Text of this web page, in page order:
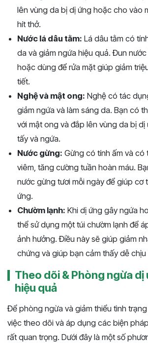
lên vùng da bị dị ứng hoặc cho vào
hít thở.
Nước lá dâu tằm: Lá dâu tằm có
da và giảm ngứa hiệu quả. Đun
hoặc dùng để rửa mặt giúp giảm
tiết.
Nghệ và mật ong: Nghệ có tác
giảm ngứa và làm sáng da. Bạn có
với mật ong và đắp lên vùng da bị dị
tấy và ngứa.
Nước gừng: Gừng có tính ấm và có
viêm, tăng cường tuần hoàn máu.
nước gừng tươi mỗi ngày để giúp cơ
ứng.
Chườm lạnh: Khi dị ứng gây ngứa
thể sử dụng một túi chườm lạnh để
ảnh hưởng. Điều này sẽ giúp giảm
chứng và giúp bạn cảm thấy dễ chịu
Theo dõi & Phòng ngừa dị
hiệu quả
Để phòng ngừa và giảm thiểu tình
việc theo dõi và áp dụng các biện
rất quan trọng. Dưới đây là một số